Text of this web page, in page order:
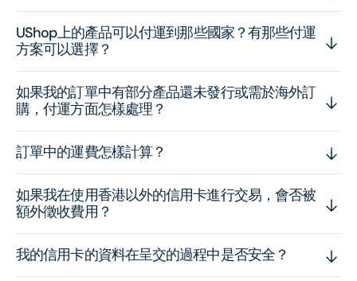
UShop上的產品可以付運到那些國家？有那些付運
方案可以選擇？
如果我的訂單中有部分產品還未發行或需於海外訂
購，付運方面怎樣處理？
訂單中的運費怎樣計算？
如果我在使用香港以外的信用卡進行交易，會否被
額外徵收費用？
我的信用卡的資料在呈交的過程中是否安全？